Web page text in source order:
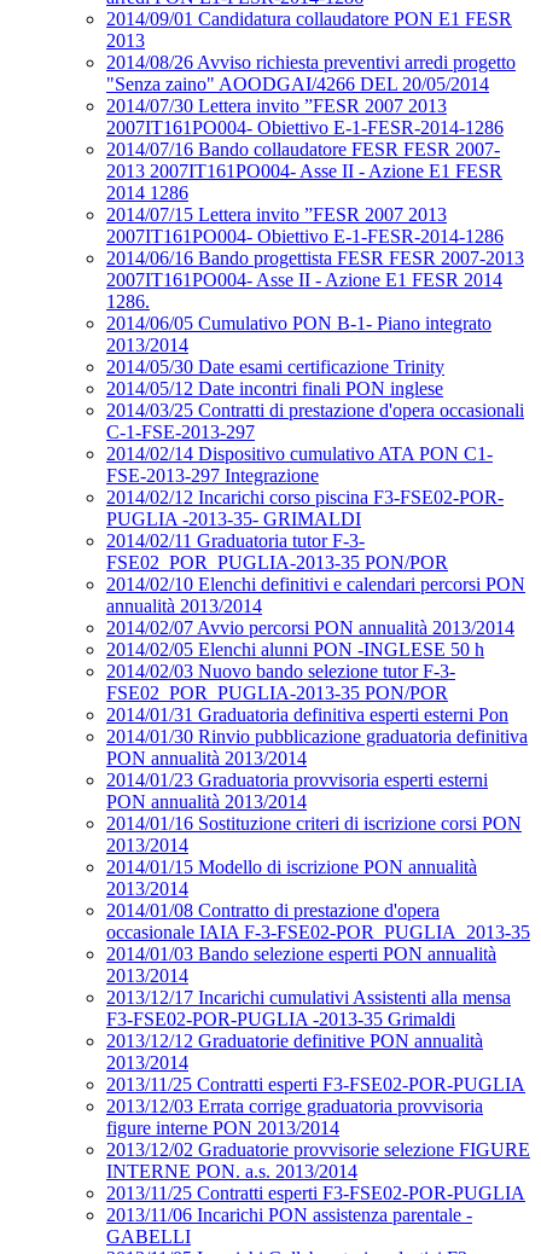
2014/09/01 Candidatura collaudatore PON E1 FESR
2013
2014/08/26 Avviso richiesta preventivi arredi progetto
"Senza zaino" AOODGAI/4266 DEL 20/05/2014
2014/07/30 Lettera invito ”FESR 2007 2013
2007IT161PO004- Obiettivo E-1-FESR-2014-1286
2014/07/16 Bando collaudatore FESR FESR 2007-
2013 2007IT161PO004- Asse II - Azione E1 FESR
2014 1286
2014/07/15 Lettera invito ”FESR 2007 2013
2007IT161PO004- Obiettivo E-1-FESR-2014-1286
2014/06/16 Bando progettista FESR FESR 2007-2013
2007IT161PO004- Asse II - Azione E1 FESR 2014
1286.
2014/06/05 Cumulativo PON B-1- Piano integrato
2013/2014
2014/05/30 Date esami certificazione Trinity
2014/05/12 Date incontri finali PON inglese
2014/03/25 Contratti di prestazione d'opera occasionali
C-1-FSE-2013-297
2014/02/14 Dispositivo cumulativo ATA PON C1-
FSE-2013-297 Integrazione
2014/02/12 Incarichi corso piscina F3-FSE02-POR-
PUGLIA -2013-35- GRIMALDI
2014/02/11 Graduatoria tutor F-3-
FSE02_POR_PUGLIA-2013-35 PON/POR
2014/02/10 Elenchi definitivi e calendari percorsi PON
annualità 2013/2014
2014/02/07 Avvio percorsi PON annualità 2013/2014
2014/02/05 Elenchi alunni PON -INGLESE 50 h
2014/02/03 Nuovo bando selezione tutor F-3-
FSE02_POR_PUGLIA-2013-35 PON/POR
2014/01/31 Graduatoria definitiva esperti esterni Pon
2014/01/30 Rinvio pubblicazione graduatoria definitiva
PON annualità 2013/2014
2014/01/23 Graduatoria provvisoria esperti esterni
PON annualità 2013/2014
2014/01/16 Sostituzione criteri di iscrizione corsi PON
2013/2014
2014/01/15 Modello di iscrizione PON annualità
2013/2014
2014/01/08 Contratto di prestazione d'opera
occasionale IAIA F-3-FSE02-POR_PUGLIA_2013-35
2014/01/03 Bando selezione esperti PON annualità
2013/2014
2013/12/17 Incarichi cumulativi Assistenti alla mensa
F3-FSE02-POR-PUGLIA -2013-35 Grimaldi
2013/12/12 Graduatorie definitive PON annualità
2013/2014
2013/11/25 Contratti esperti F3-FSE02-POR-PUGLIA
2013/12/03 Errata corrige graduatoria provvisoria
figure interne PON 2013/2014
2013/12/02 Graduatorie provvisorie selezione FIGURE
INTERNE PON. a.s. 2013/2014
2013/11/25 Contratti esperti F3-FSE02-POR-PUGLIA
2013/11/06 Incarichi PON assistenza parentale -
GABELLI